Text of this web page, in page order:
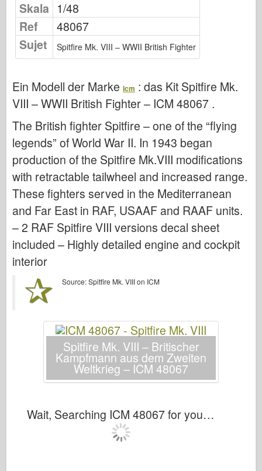
Osprey Publishing
Squadron Signal
TankPower
Trucks & Tanks
Waffen-Arsenal
Wydawnictwo Militaria
Maquettes
Akademie
Ace-Modelle
AFV Club
Airfix
Luftwaffe
AZ-Modell
Schwarzer Hund
Bronco
Cyber-Hobby
Dnepromodel
Drachen
Eduard
E.T.-Modell
Feine Formen
FriulModel
Skala 1/48
Ref
48067
Sujet
Spitfire Mk. VIII – WWII British Fighter
Ein Modell der Marke Icm : das Kit Spitfire Mk.
VIII – WWII British Fighter – ICM 48067 .
The British fighter Spitfire – one of the “flying
legends” of World War II. In 1943 began
production of the Spitfire Mk.VIII modifications
with retractable tailwheel and increased range.
These fighters served in the Mediterranean
and Far East in RAF, USAAF and RAAF units.
– 2 RAF Spitfire VIII versions decal sheet
included – Highly detailed engine and cockpit
interior
Source: Spitfire Mk. VIII on ICM
Spitfire Mk. VIII – Britischer
Kampfmann aus dem Zweiten
Weltkrieg – ICM 48067
Wait, Searching ICM 48067 for you…